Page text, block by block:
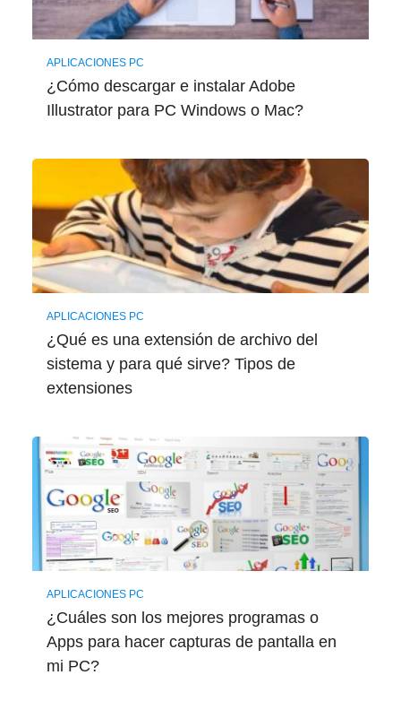
APLICACIONES PC
¿Cómo descargar e instalar Adobe
Illustrator para PC Windows o Mac?
APLICACIONES PC
¿Qué es una extensión de archivo del
sistema y para qué sirve? Tipos de
extensiones
APLICACIONES PC
¿Cuáles son los mejores programas o
Apps para hacer capturas de pantalla en
mi PC?